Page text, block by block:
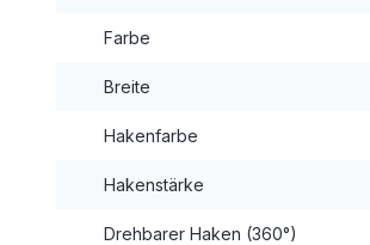
Farbe
Breite
Hakenfarbe
Hakenstärke
Drehbarer Haken (360°)